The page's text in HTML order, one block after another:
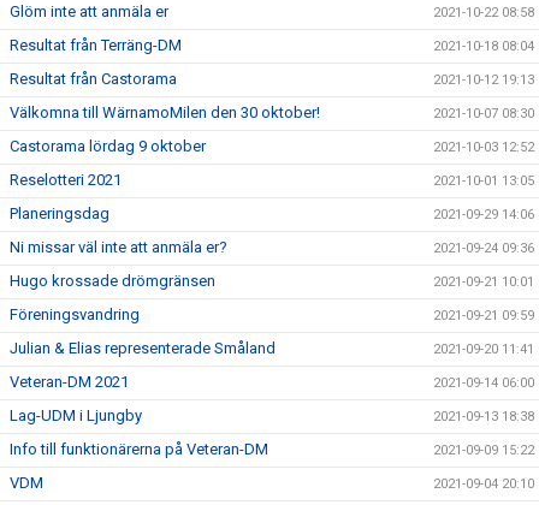
Glöm inte att anmäla er 2021-10-22 08:58
Resultat från Terräng-DM 2021-10-18 08:04
Resultat från Castorama 2021-10-12 19:13
Välkomna till WärnamoMilen den 30 oktober! 2021-10-07 08:30
Castorama lördag 9 oktober 2021-10-03 12:52
Reselotteri 2021 2021-10-01 13:05
Planeringsdag 2021-09-29 14:06
Ni missar väl inte att anmäla er? 2021-09-24 09:36
Hugo krossade drömgränsen 2021-09-21 10:01
Föreningsvandring 2021-09-21 09:59
Julian & Elias representerade Småland 2021-09-20 11:41
Veteran-DM 2021 2021-09-14 06:00
Lag-UDM i Ljungby 2021-09-13 18:38
Info till funktionärerna på Veteran-DM 2021-09-09 15:22
VDM 2021-09-04 20:10